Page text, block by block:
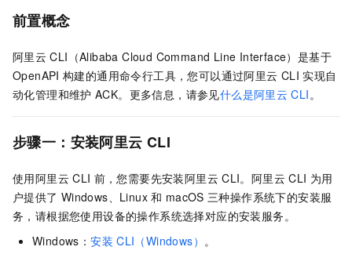
前置概念
阿里云 CLI（Alibaba Cloud Command Line Interface）是基于
OpenAPI 构建的通用命令行工具，您可以通过阿里云 CLI 实现自
动化管理和维护 ACK。更多信息，请参见什么是阿里云 CLI。
步骤一：安装阿里云 CLI
使用阿里云 CLI 前，您需要先安装阿里云 CLI。阿里云 CLI 为用
户提供了 Windows、Linux 和 macOS 三种操作系统下的安装服
务，请根据您使用设备的操作系统选择对应的安装服务。
Windows：安装 CLI（Windows） 。